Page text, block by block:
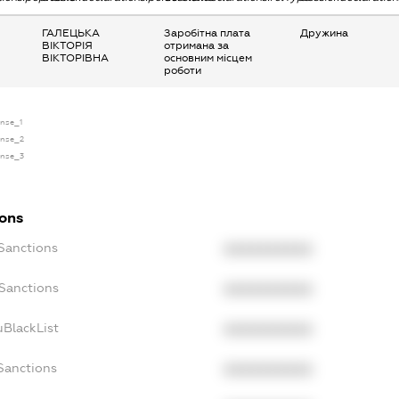
ГАЛЕЦЬКА
ВІКТОРІЯ
ВІКТОРІВНА
Заробітна плата
отримана за
основним місцем
роботи
Дружина